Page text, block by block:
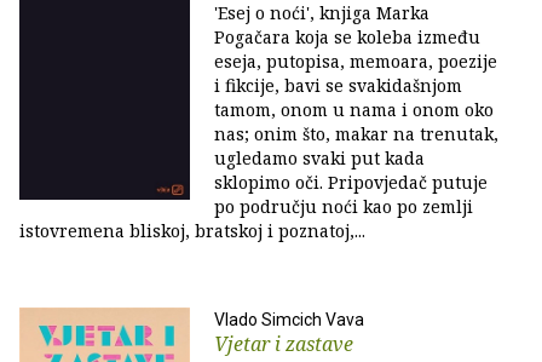
'Esej o noći', knjiga Marka
Pogačara koja se koleba između
eseja, putopisa, memoara, poezije
i fikcije, bavi se svakidašnjom
tamom, onom u nama i onom oko
nas; onim što, makar na trenutak,
ugledamo svaki put kada
sklopimo oči. Pripovjedač putuje
po području noći kao po zemlji
istovremena bliskoj, bratskoj i poznatoj,...
Vlado Simcich Vava
Vjetar i zastave